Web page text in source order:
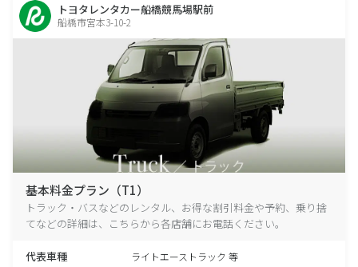
トヨタレンタカー船橋競馬場駅前
船橋市宮本3-10-2
基本料金プラン（T1）
トラック・バスなどのレンタル、お得な割引料金や予約、乗り捨
てなどの詳細は、こちらから各店舗にお電話ください。
代表車種 ライトエーストラック 等